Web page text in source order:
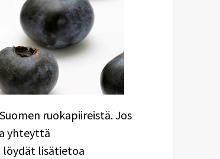
ruokapiireistä. Jos
yhteyttä
löydät lisätietoa